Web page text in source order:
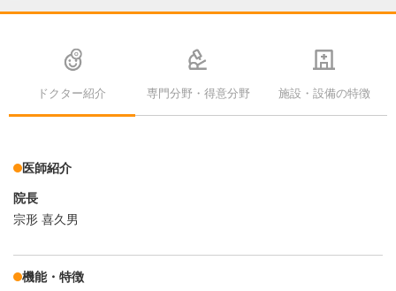
ドクター紹介 専門分野・得意分野 施設・設備の特徴
医師紹介
院長
宗形 喜久男
機能・特徴